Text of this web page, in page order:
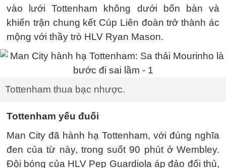
vào lưới Tottenham không dưới bốn bàn và
khiến trận chung kết Cúp Liên đoàn trở thành ác
mộng với thầy trò HLV Ryan Mason.
Tottenham thua bạc nhược.
Tottenham yếu đuối
Man City đã hành hạ Tottenham, với đúng nghĩa
đen của từ này, trong suốt 90 phút ở Wembley.
Đội bóng của HLV Pep Guardiola áp đảo đối thủ,